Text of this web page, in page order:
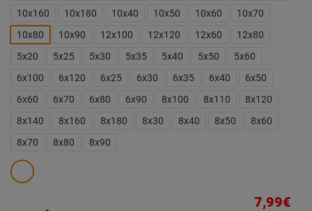
derselben
10x160
10x180 10x40 10x50 10x60
10x70
10x80
10x90 12x100 12x120 12x60
12x80
5x20
5x25 5x30 5x35 5x40 5x50
5x60
6x100
6x120 6x25 6x30 6x35 6x40
6x50
6x60
6x70 6x80 6x90 8x100 8x110
8x120
8x140
8x160 8x180 8x30 8x40 8x50
8x60
8x70
8x80 8x90
7,99€